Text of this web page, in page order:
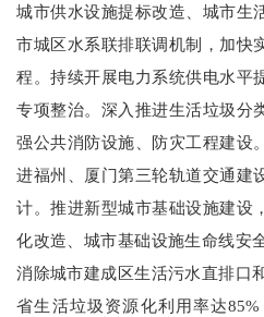
城市供水设施提标改造、城市生
市城区水系联排联调机制，加快
程。持续开展电力系统供电水平
专项整治。深入推进生活垃圾分
强公共消防设施、防灾工程建设
进福州、厦门第三轮轨道交通建
计。推进新型城市基础设施建设
化改造、城市基础设施生命线安
消除城市建成区生活污水直排口
省生活垃圾资源化利用率达